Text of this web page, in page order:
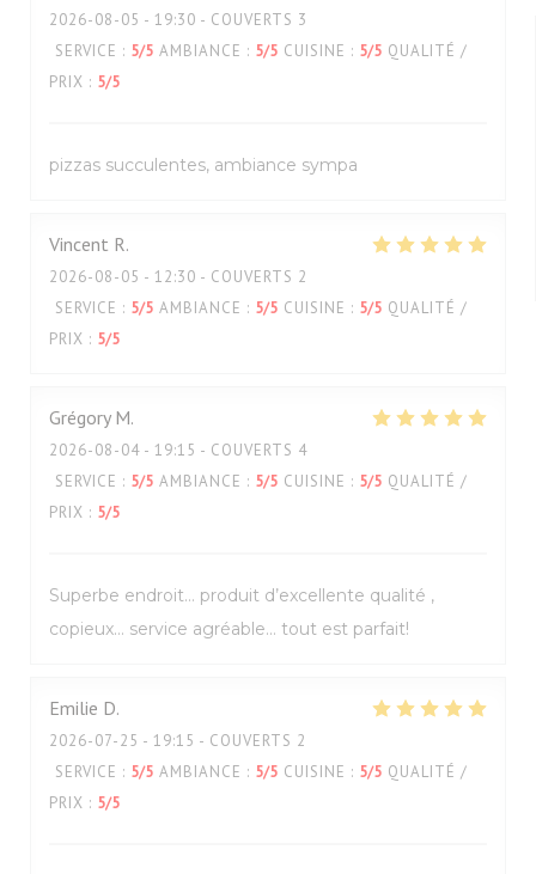
2026-08-05 - 19:30 - COUVERTS 3
SERVICE : 5/5 AMBIANCE : 5/5 CUISINE : 5/5 QUALITÉ /
PRIX : 5/5
pizzas succulentes, ambiance sympa
Vincent R
2026-08-05 - 12:30 - COUVERTS 2
SERVICE : 5/5 AMBIANCE : 5/5 CUISINE : 5/5 QUALITÉ /
PRIX : 5/5
Grégory M
2026-08-04 - 19:15 - COUVERTS 4
SERVICE : 5/5 AMBIANCE : 5/5 CUISINE : 5/5 QUALITÉ /
PRIX : 5/5
Superbe endroit… produit d’excellente qualité ,
copieux… service agréable… tout est parfait!
Emilie D
2026-07-25 - 19:15 - COUVERTS 2
SERVICE : 5/5 AMBIANCE : 5/5 CUISINE : 5/5 QUALITÉ /
PRIX : 5/5